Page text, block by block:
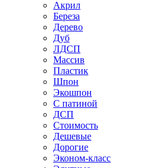
Акрил
Береза
Дерево
Дуб
ЛДСП
Массив
Пластик
Шпон
Экошпон
С патиной
ДСП
Стоимость
Дешевые
Дорогие
Эконом-класс